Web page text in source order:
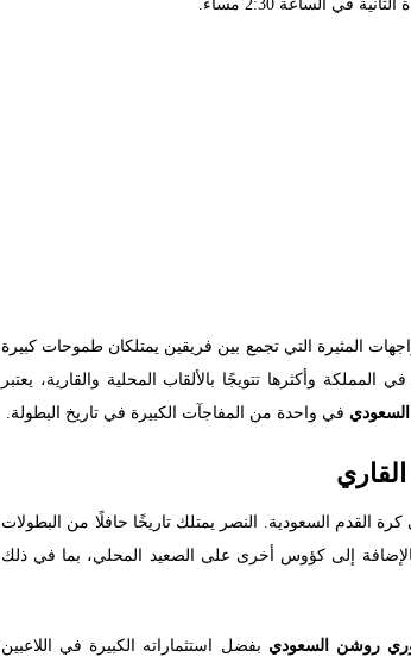
المثيرة التي تجمع بين فريقين يمتلكان طموحات كبيرة
المملكة وأكثرها تتويجًا بالألقاب المحلية والقارية، يعتبر
السعودي في واحدة من المفاجآت الكبيرة في تاريخ البطولة.
الكبرى في كرة القدم السعودية. النصر يمتلك تاريخًا حافلًا من البطولات
إلى كؤوس أخرى على الصعيد المحلي، بما في ذلك
روشن السعودي بفضل استثماراته الكبيرة في اللاعبين